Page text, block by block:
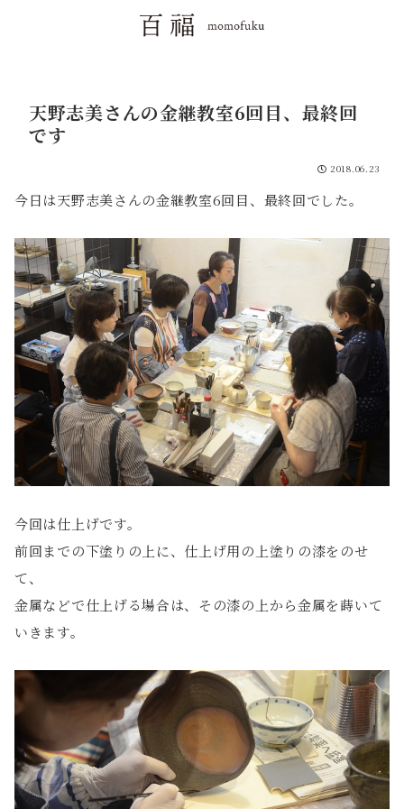
天野志美さんの金継教室6回目、最終回
です
2018.06.23
今日は天野志美さんの金継教室6回目、最終回でした。
今回は仕上げです。
前回までの下塗りの上に、仕上げ用の上塗りの漆をのせ
て、
金属などで仕上げる場合は、その漆の上から金属を蒔いて
いきます。